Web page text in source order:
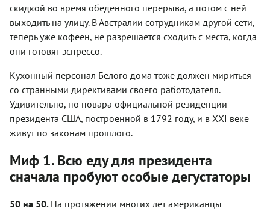
скидкой во время обеденного перерыва, а потом с ней
выходить на улицу. В Австралии сотрудникам другой сети,
теперь уже кофеен, не разрешается сходить с места, когда
они готовят эспрессо.
Кухонный персонал Белого дома тоже должен мириться
со странными директивами своего работодателя.
Удивительно, но повара официальной резиденции
президента США, построенной в 1792 году, и в ХХI веке
живут по законам прошлого.
Миф 1. Всю еду для президента
сначала пробуют особые дегустаторы
50 на 50. На протяжении многих лет американцы